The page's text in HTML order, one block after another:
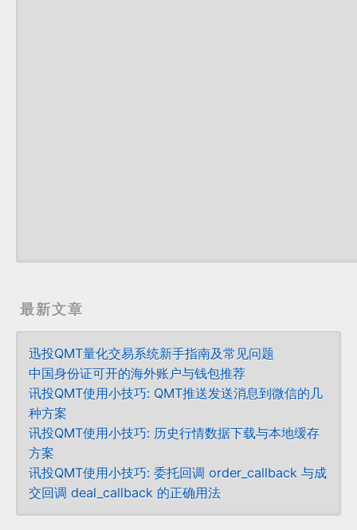
最新文章
迅投QMT量化交易系统新手指南及常见问题
中国身份证可开的海外账户与钱包推荐
讯投QMT使用小技巧: QMT推送发送消息到微信的几
种方案
讯投QMT使用小技巧: 历史行情数据下载与本地缓存
方案
讯投QMT使用小技巧: 委托回调 order_callback 与成
交回调 deal_callback 的正确用法